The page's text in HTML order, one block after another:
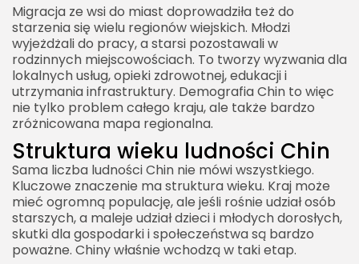
Migracja ze wsi do miast doprowadziła też do
starzenia się wielu regionów wiejskich. Młodzi
wyjeżdżali do pracy, a starsi pozostawali w
rodzinnych miejscowościach. To tworzy wyzwania dla
lokalnych usług, opieki zdrowotnej, edukacji i
utrzymania infrastruktury. Demografia Chin to więc
nie tylko problem całego kraju, ale także bardzo
zróżnicowana mapa regionalna.
Struktura wieku ludności Chin
Sama liczba ludności Chin nie mówi wszystkiego.
Kluczowe znaczenie ma struktura wieku. Kraj może
mieć ogromną populację, ale jeśli rośnie udział osób
starszych, a maleje udział dzieci i młodych dorosłych,
skutki dla gospodarki i społeczeństwa są bardzo
poważne. Chiny właśnie wchodzą w taki etap.